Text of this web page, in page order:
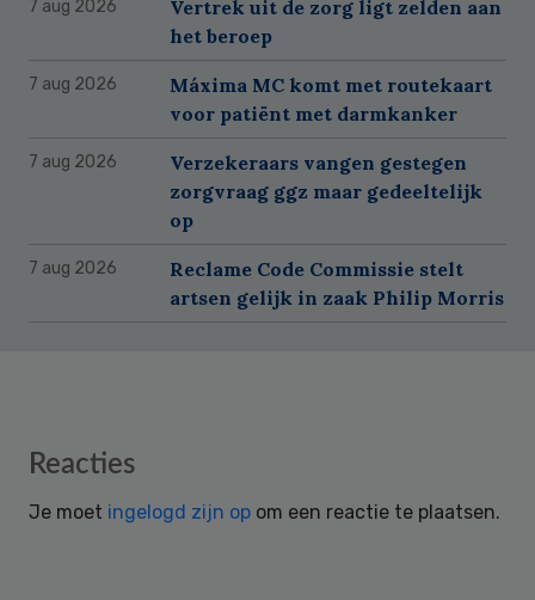
7 aug 2026
Vertrek uit de zorg ligt zelden aan
het beroep
7 aug 2026
Máxima MC komt met routekaart
voor patiënt met darmkanker
7 aug 2026
Verzekeraars vangen gestegen
zorgvraag ggz maar gedeeltelijk
op
7 aug 2026
Reclame Code Commissie stelt
artsen gelijk in zaak Philip Morris
Reader
Reacties
Je moet ingelogd zijn op om een reactie te plaatsen.